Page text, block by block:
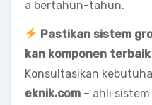
a bertahun-tahun.
Pastikan sistem
kan komponen
Konsultasikan
eknik.com – ahli